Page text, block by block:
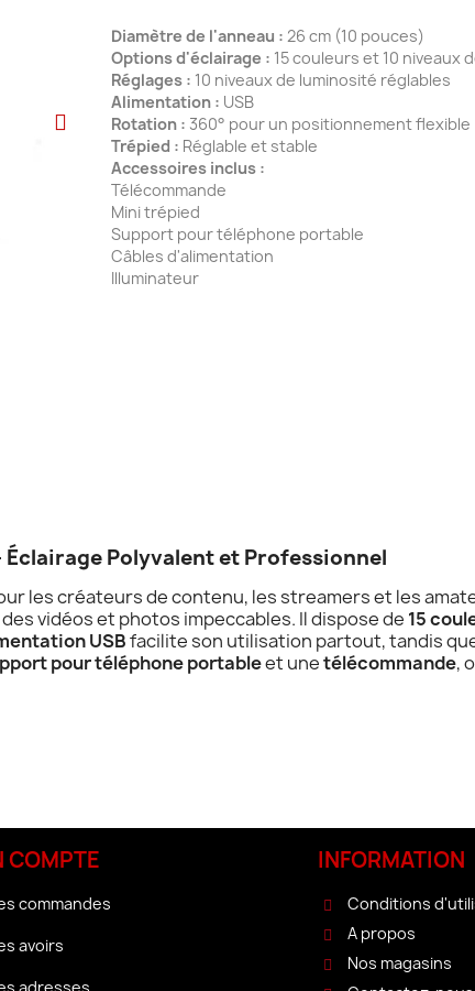
Diamètre de l'anneau : 26 cm (10 pouces)
Options d'éclairage : 15 couleurs et 10 niveaux
Réglages : 10 niveaux de luminosité réglables
Alimentation : USB
Rotation : 360° pour un positionnement flexible
Trépied : Réglable et stable
Accessoires inclus :
Télécommande
Mini trépied
Support pour téléphone portable
Câbles d'alimentation
Illuminateur
Éclairage Polyvalent et Professionnel
les créateurs de contenu, les streamers et les
vidéos et photos impeccables. Il dispose de 15
USBfacilite son utilisation partout, tandis
pour téléphone portableet unetélécommande,
COMPTE
commandes
avoirs
adresses
INFORMATION
Conditions
A propos
Nos magasins